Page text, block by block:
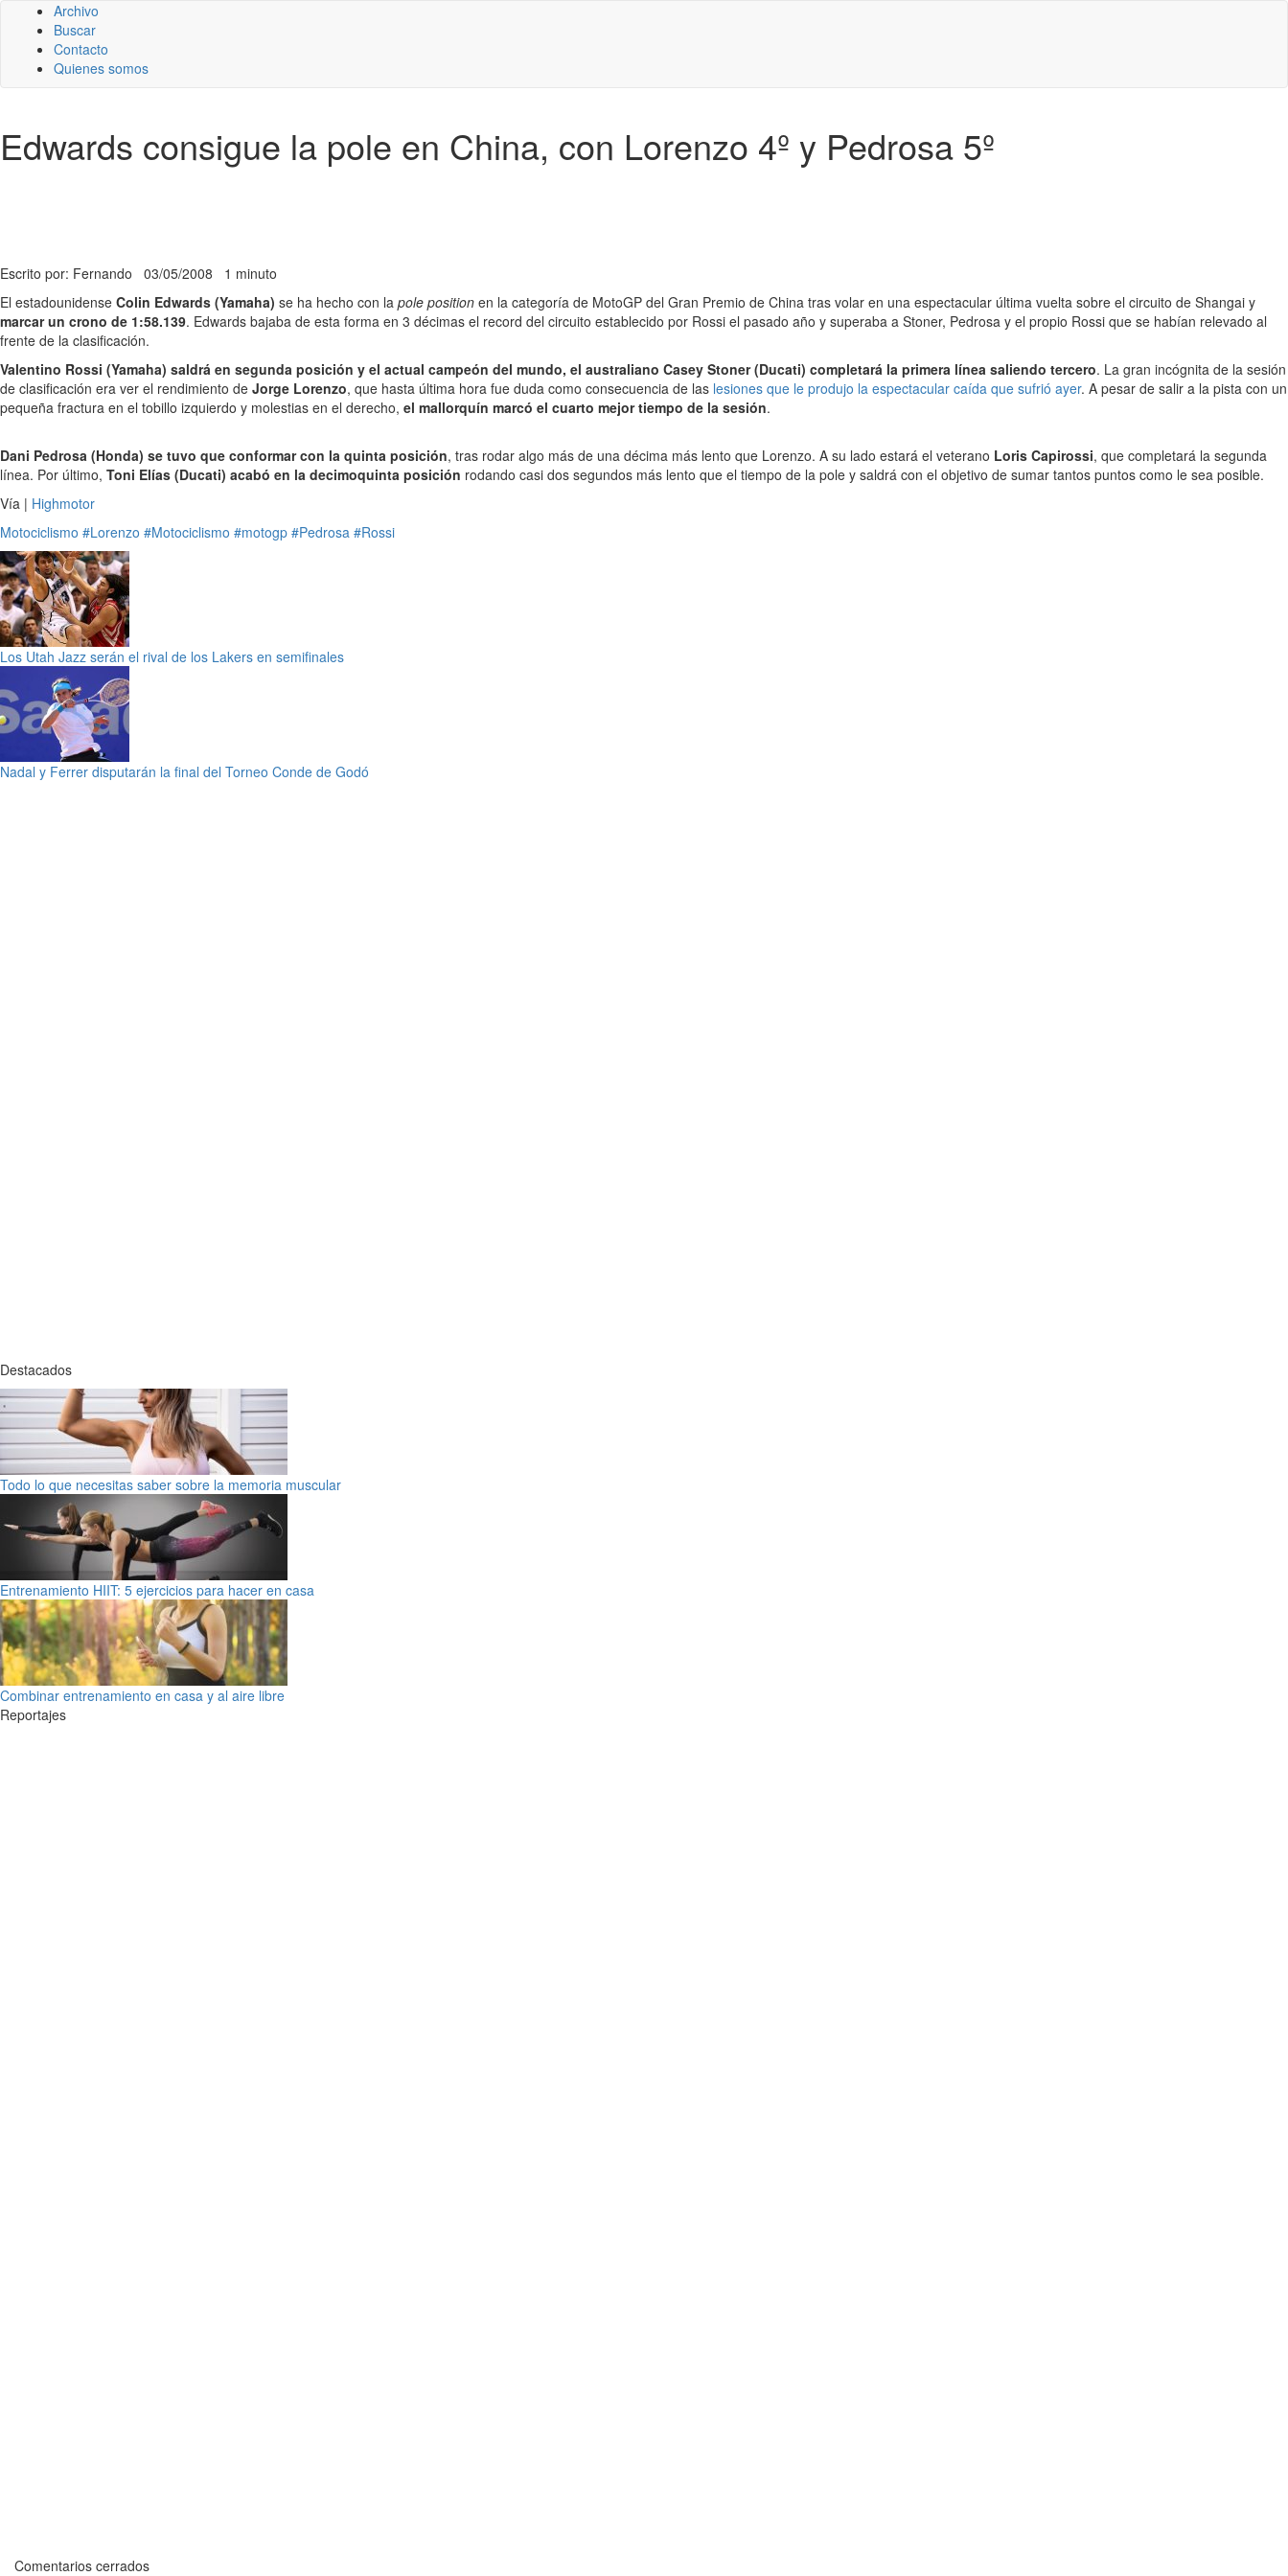
Archivo
Buscar
Contacto
Quienes somos
Edwards consigue la pole en China, con Lorenzo 4º y Pedrosa 5º
Escrito por: Fernando 03/05/2008 1 minuto
El estadounidense Colin Edwards (Yamaha) se ha hecho con la pole position en la categoría de MotoGP del Gran Premio de China tras volar en una espectacular última vuelta sobre el circuito de Shangai y
marcar un crono de 1:58.139. Edwards bajaba de esta forma en 3 décimas el record del circuito establecido por Rossi el pasado año y superaba a Stoner, Pedrosa y el propio Rossi que se habían relevado al
frente de la clasificación.
Valentino Rossi (Yamaha) saldrá en segunda posición y el actual campeón del mundo, el australiano Casey Stoner (Ducati) completará la primera línea saliendo tercero. La gran incógnita de la sesión
de clasificación era ver el rendimiento de Jorge Lorenzo, que hasta última hora fue duda como consecuencia de las lesiones que le produjo la espectacular caída que sufrió ayer. A pesar de salir a la pista con un
pequeña fractura en el tobillo izquierdo y molestias en el derecho, el mallorquín marcó el cuarto mejor tiempo de la sesión.
Dani Pedrosa (Honda) se tuvo que conformar con la quinta posición, tras rodar algo más de una décima más lento que Lorenzo. A su lado estará el veterano Loris Capirossi, que completará la segunda
línea. Por último, Toni Elías (Ducati) acabó en la decimoquinta posición rodando casi dos segundos más lento que el tiempo de la pole y saldrá con el objetivo de sumar tantos puntos como le sea posible.
Vía | Highmotor
Motociclismo #Lorenzo #Motociclismo #motogp #Pedrosa #Rossi
Los Utah Jazz serán el rival de los Lakers en semifinales
Nadal y Ferrer disputarán la final del Torneo Conde de Godó
Destacados
Todo lo que necesitas saber sobre la memoria muscular
Entrenamiento HIIT: 5 ejercicios para hacer en casa
Combinar entrenamiento en casa y al aire libre
Reportajes
Comentarios cerrados